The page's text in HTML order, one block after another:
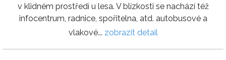
v klidném prostředí u lesa. V blízkosti se nachází též
infocentrum, radnice, spořitelna, atd. autobusové a
vlakové... zobrazit detail